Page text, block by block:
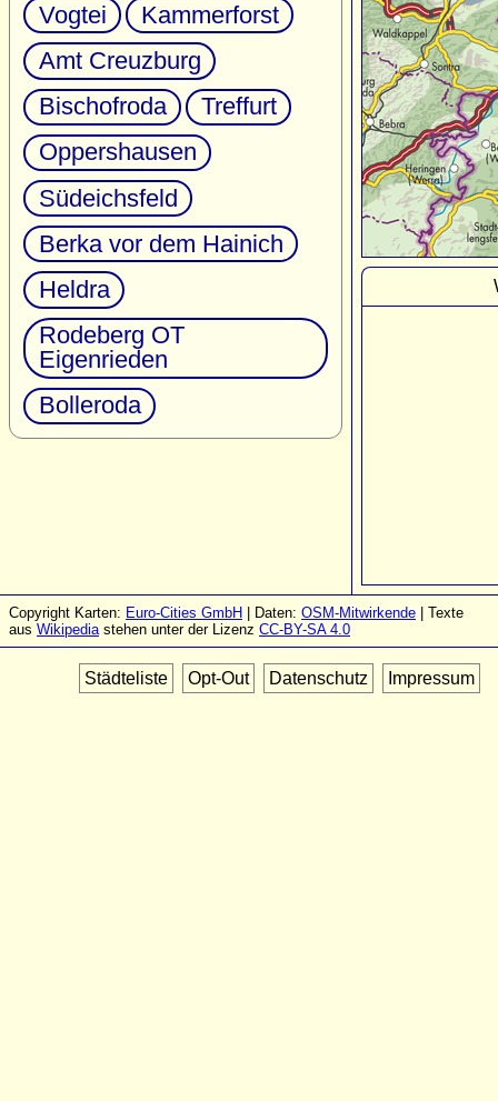
Vogtei
Kammerforst
Amt Creuzburg
Bischofroda
Treffurt
Oppershausen
Südeichsfeld
Berka vor dem Hainich
Heldra
Rodeberg OT
Eigenrieden
Bolleroda
Copyright Karten: Euro-Cities GmbH | Daten: OSM-Mitwirkende | Texte
aus Wikipediastehen unter der Lizenz CC-BY-SA 4.0
Städteliste Opt-Out Datenschutz Impressum